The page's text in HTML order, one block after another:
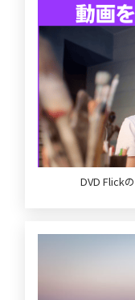
DVD Flick